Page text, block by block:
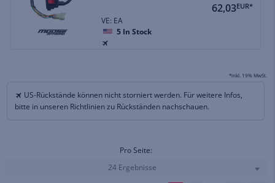
62,03EUR*
VE: EA
5 In Stock
*inkl. 19% MwSt.
US-Rückstände können nicht storniert werden. Für weitere Infos,
bitte in unseren Richtlinien zu Rückständen nachschauen.
Pro Seite:
24 Ergebnisse